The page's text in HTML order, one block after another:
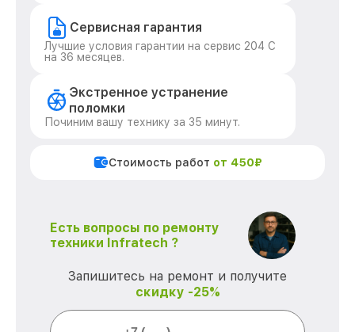
Сервисная гарантия
Лучшие условия гарантии на сервис 204 С
на 36 месяцев.
Экстренное устранение
поломки
Починим вашу технику за 35 минут.
Стоимость работ от 450₽
Есть вопросы по ремонту
техники Infratech ?
Запишитесь на ремонт и получите
скидку -25%